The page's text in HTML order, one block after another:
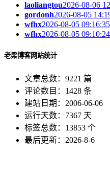
laoliangtou2026-08-06
gordonh2026-08-05
wfhx2026-08-05 09:16:35
wfhx2026-08-05 09:10:24
老梁博客网站统计
文章总数：9221 篇
评论数目：1428 条
建站日期：2006-06-06
运行天数：7367 天
标签总数：13853 个
最后更新：2026-8-6